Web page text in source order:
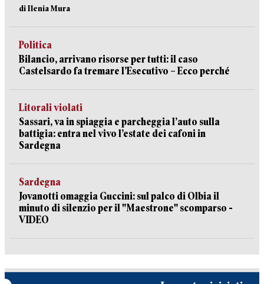
di Ilenia Mura
Politica
Bilancio, arrivano risorse per tutti: il caso
Castelsardo fa tremare l’Esecutivo – Ecco perché
Litorali violati
Sassari, va in spiaggia e parcheggia l’auto sulla
battigia: entra nel vivo l’estate dei cafoni in
Sardegna
Sardegna
Jovanotti omaggia Guccini: sul palco di Olbia il
minuto di silenzio per il "Maestrone" scomparso -
VIDEO